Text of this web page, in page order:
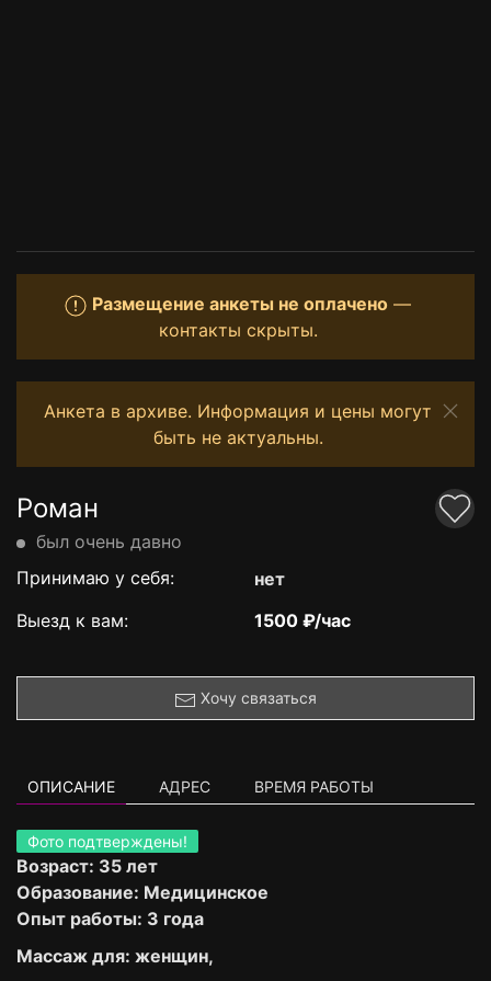
Размещение анкеты не оплачено —
контакты скрыты.
Анкета в архиве. Информация и цены могут
быть не актуальны.
Роман
был очень давно
Принимаю у себя:
нет
Выезд к вам:
1500 ₽/час
Хочу связаться
ОПИСАНИЕ АДРЕС ВРЕМЯ РАБОТЫ
Фото подтверждены!
Возраст: 35 лет
Образование: Медицинское
Опыт работы: 3 года
Массаж для: женщин,